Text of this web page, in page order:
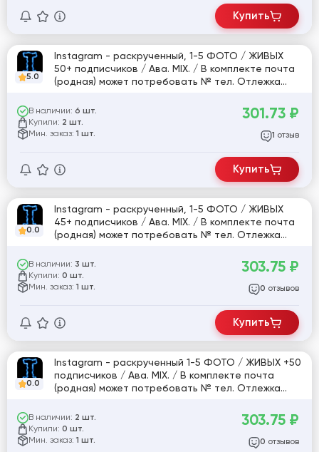
Купить
5.0
Instagram - раскрученный, 1-5 ФОТО / ЖИВЫХ
50+ подписчиков / Ава. MIX. / В комплекте почта
(родная) может потребовать № тел. Отлежка
может быть ,как + так и небольшой - .
В наличии: 6 шт.
Купили: 2 шт.
Мин. заказ: 1 шт.
301.73 ₽
1 отзыв
Купить
0.0
Instagram - раскрученный, 1-5 ФОТО / ЖИВЫХ
45+ подписчиков / Ава. MIX. / В комплекте почта
(родная) может потребовать № тел. Отлежка
может быть ,как + так и небольшой - .
В наличии: 3 шт.
Купили: 0 шт.
Мин. заказ: 1 шт.
303.75 ₽
0 отзывов
Купить
0.0
Instagram - раскрученный 1-5 ФОТО / ЖИВЫХ +50
подписчиков / Ава. MIX. / В комплекте почта
(родная) может потребовать № тел. Отлежка
может быть ,как + так и небольшой - . [816195]
В наличии: 2 шт.
Купили: 0 шт.
Мин. заказ: 1 шт.
303.75 ₽
0 отзывов